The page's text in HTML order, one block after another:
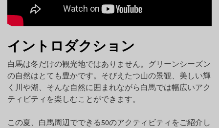
イントロダクション
白馬は冬だけの観光地ではありません。グリーンシーズン
の自然はとても豊かです。そびえたつ山の景観、美しい輝
く川や湖、そんな自然に囲まれながら白馬では幅広いアク
ティビティを楽しむことができます。
この夏、白馬周辺でできる50のアクティビティをご紹介し